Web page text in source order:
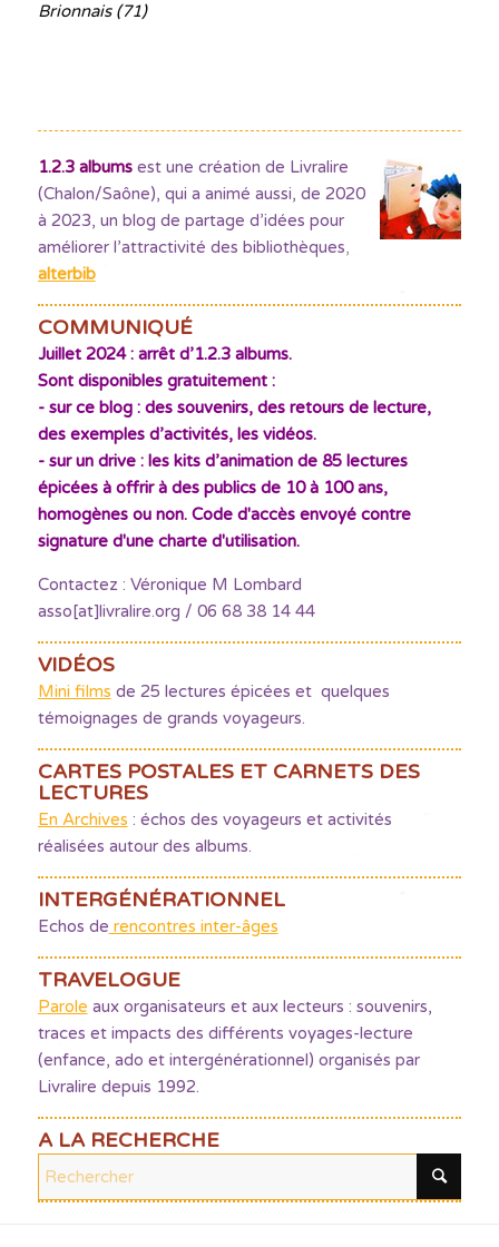
Brionnais (71)
1.2.3 albumsest une création de Livralire
(Chalon/Saône), qui a animé aussi, de 2020
à 2023, un blog de partage d’idées pour
améliorer l’attractivité des bibliothèques,
alterbib
COMMUNIQUÉ
Juillet 2024 : arrêt d’1.2.3 albums.
Sont disponibles gratuitement :
- sur ce blog : des souvenirs, des retours de lecture,
des exemples d’activités, les vidéos.
- sur un drive : les kits d’animation de 85 lectures
épicées à offrir à des publics de 10 à 100 ans,
homogènes ou non. Code d'accès envoyé contre
signature d'une charte d'utilisation.
Contactez : Véronique M Lombard
asso[at]livralire.org / 06 68 38 14 44
VIDÉOS
Mini films de 25 lectures épicées et quelques
témoignages de grands voyageurs.
CARTES POSTALES ET CARNETS DES
LECTURES
En Archives : échos des voyageurs et activités
réalisées autour des albums.
INTERGÉNÉRATIONNEL
Echos de rencontres inter-âges
TRAVELOGUE
Parole aux organisateurs et aux lecteurs : souvenirs,
traces et impacts des différents voyages-lecture
(enfance, ado et intergénérationnel) organisés par
Livralire depuis 1992.
A LA RECHERCHE